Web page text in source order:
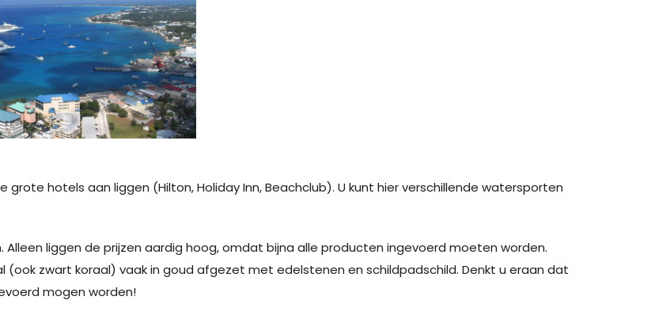
grote hotels aan liggen (Hilton, Holiday Inn, Beachclub). U kunt hier verschillende watersporten
Alleen liggen de prijzen aardig hoog, omdat bijna alle producten ingevoerd moeten worden.
(ook zwart koraal) vaak in goud afgezet met edelstenen en schildpadschild. Denkt u eraan dat
mogen worden!